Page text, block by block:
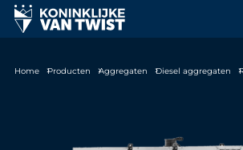
Home Producten Aggregaten Diesel aggregaten